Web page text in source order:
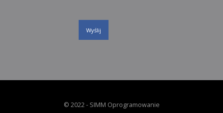
© 2022 - SIMM Oprogramowanie